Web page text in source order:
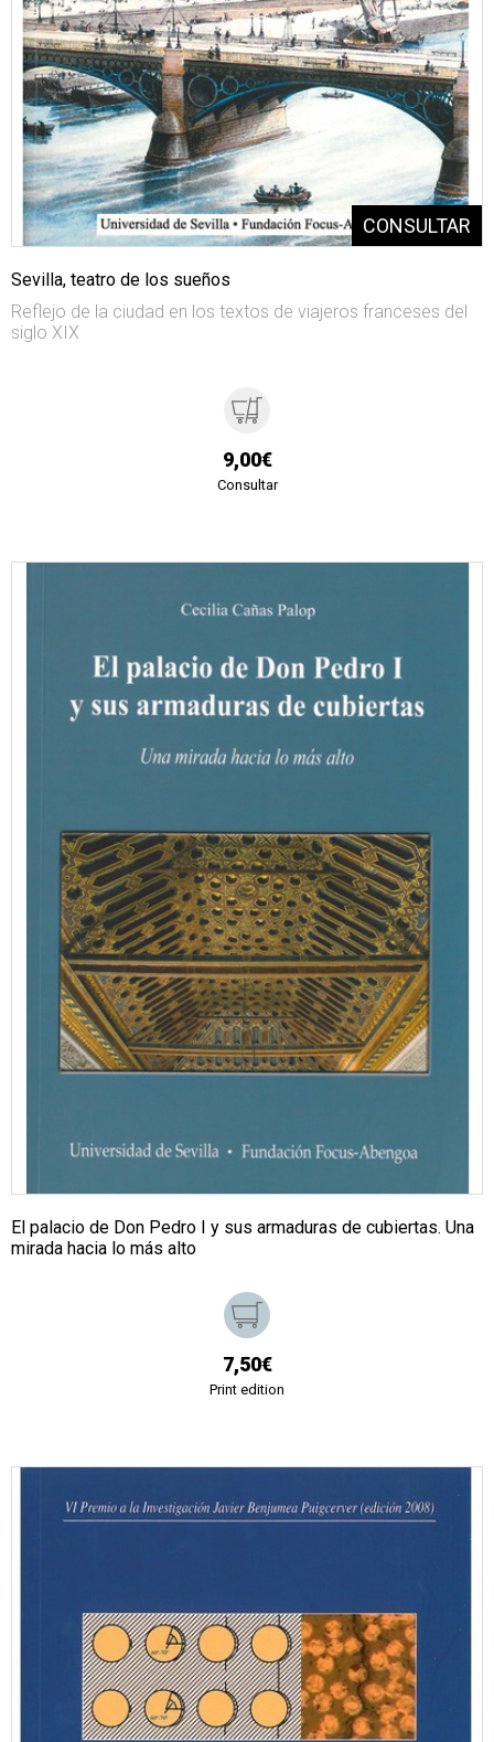
Sevilla, teatro de los sueños
Reflejo de la ciudad en los textos de viajeros franceses del
siglo XIX
9,00€
Consultar
El palacio de Don Pedro I y sus armaduras de cubiertas. Una
mirada hacia lo más alto
7,50€
Print edition